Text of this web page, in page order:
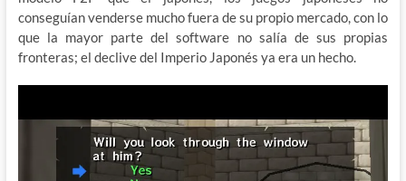
conseguían venderse mucho fuera de su propio mercado, con lo
que la mayor parte del software no salía de sus propias
fronteras; el declive del Imperio Japonés ya era un hecho.